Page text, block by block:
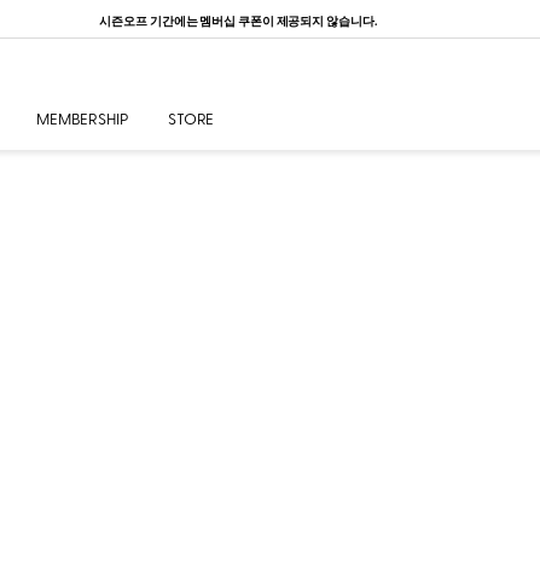
시즌오프 기간에는 멤버십 쿠폰이 제공되지 않습니다.
MEMBERSHIP STORE